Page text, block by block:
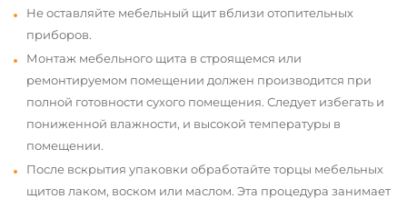
Не оставляйте мебельный щит вблизи отопительных
приборов.
Монтаж мебельного щита в строящемся или
ремонтируемом помещении должен производится при
полной готовности сухого помещения. Следует избегать и
пониженной влажности, и высокой температуры в
помещении.
После вскрытия упаковки обработайте торцы мебельных
щитов лаком, воском или маслом. Эта процедура занимает